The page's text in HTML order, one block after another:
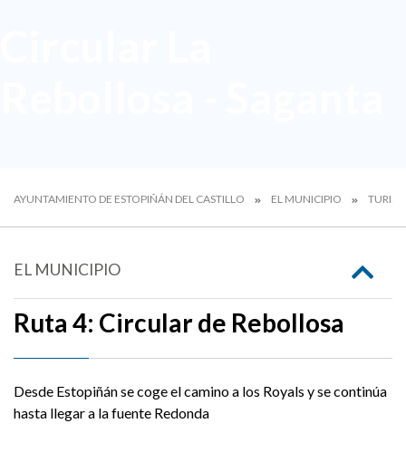
AYUNTAMIENTO DE ESTOPIÑÁN DEL CASTILLO EL MUNICIPIO
EL MUNICIPIO
Ruta 4: Circular de Rebollosa
Desde Estopiñán se coge el camino a los Royals y se continúa
hasta llegar a la fuente Redonda